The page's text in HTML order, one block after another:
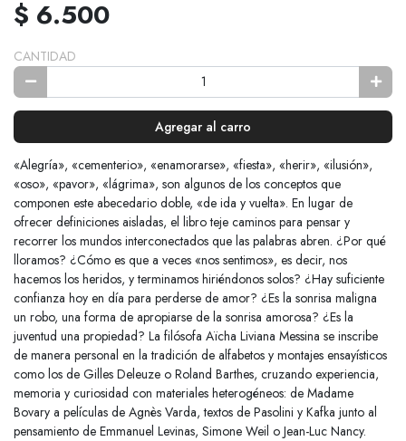
$ 6.500
CANTIDAD
Agregar al carro
«Alegría», «cementerio», «enamorarse», «fiesta», «herir», «ilusión»,
«oso», «pavor», «lágrima», son algunos de los conceptos que
componen este abecedario doble, «de ida y vuelta». En lugar de
ofrecer definiciones aisladas, el libro teje caminos para pensar y
recorrer los mundos interconectados que las palabras abren. ¿Por qué
lloramos? ¿Cómo es que a veces «nos sentimos», es decir, nos
hacemos los heridos, y terminamos hiriéndonos solos? ¿Hay suficiente
confianza hoy en día para perderse de amor? ¿Es la sonrisa maligna
un robo, una forma de apropiarse de la sonrisa amorosa? ¿Es la
juventud una propiedad? La filósofa Aïcha Liviana Messina se inscribe
de manera personal en la tradición de alfabetos y montajes ensayísticos
como los de Gilles Deleuze o Roland Barthes, cruzando experiencia,
memoria y curiosidad con materiales heterogéneos: de Madame
Bovary a películas de Agnès Varda, textos de Pasolini y Kafka junto al
pensamiento de Emmanuel Levinas, Simone Weil o Jean-Luc Nancy.